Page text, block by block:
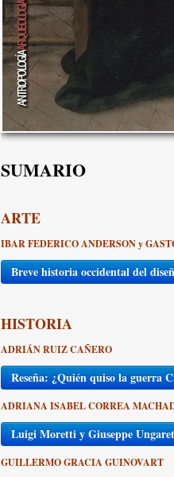
SUMARIO
ARTE
IBAR FEDERICO ANDERSON y
Breve historia occidental del
HISTORIA
ADRIÁN RUIZ CAÑERO
Reseña: ¿Quién quiso la guerra
ADRIANA ISABEL CORREA
Luigi Moretti y Giuseppe
GUILLERMO GRACIA GUINOVART